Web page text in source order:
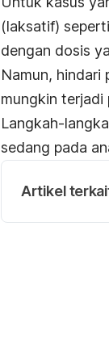
(laksatif) seperti
dengan dosis
Namun, hindari
mungkin terjadi
Langkah-
sedang pada
Artikel